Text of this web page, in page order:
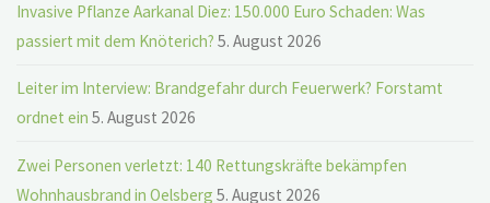
Invasive Pflanze Aarkanal Diez: 150.000 Euro Schaden: Was
passiert mit dem Knöterich? 5. August 2026
Leiter im Interview: Brandgefahr durch Feuerwerk? Forstamt
ordnet ein 5. August 2026
Zwei Personen verletzt: 140 Rettungskräfte bekämpfen
Wohnhausbrand in Oelsberg 5. August 2026